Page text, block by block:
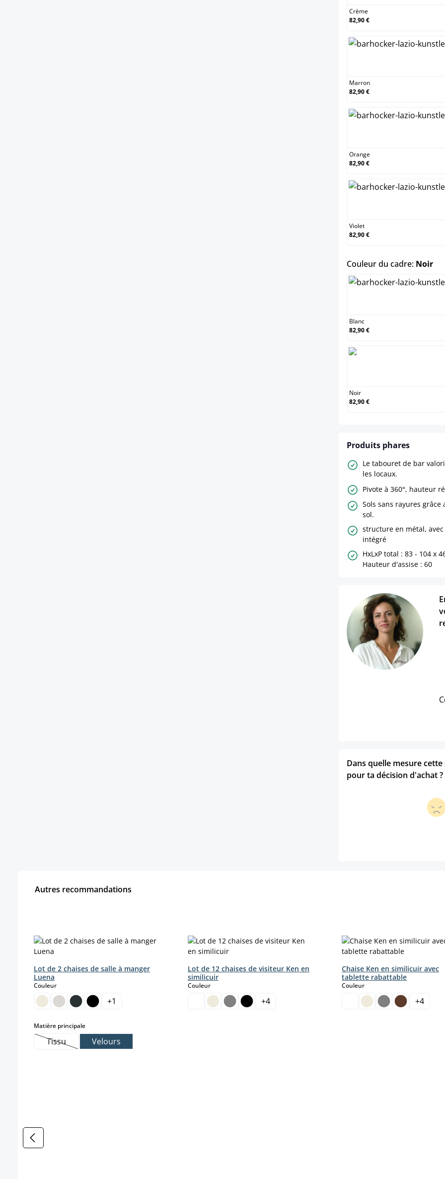
Crème
82,90 €
Marron
82,90 €
Orange
82,90 €
Violet
82,90 €
Couleur du cadre: Noir
Blanc
82,90 €
Noir
82,90 €
Produits phares
Le tabouret de bar
les locaux.
Pivote à 360°, hauteur
Sols sans rayures
sol.
structure en métal,
intégré
HxLxP total : 83 - 104 x
Hauteur d'assise : 60
Dans quelle mesure
pour ta décision d'achat ?
Autres recommandations
Lot de 2 chaises de salle à manger
Luena
Couleurselect
+1
Matière principaleselect
Tissu(Cette option n'est pas disponible pour le moment.)
Velours
Lot de 12 chaises de visiteur Ken en
similicuir
Couleurselect
+4
Chaise Ken en similicuir avec
tablette rabattable
Couleurselect
+4